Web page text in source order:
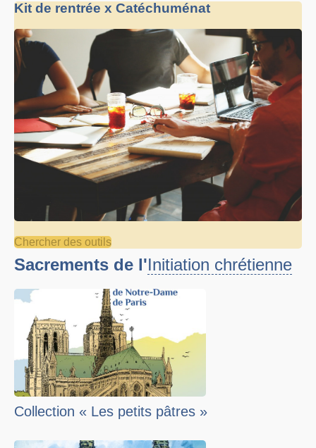
Kit de rentrée x Catéchuménat
Chercher des outils
Sacrements de l'Initiation chrétienne
Collection « Les petits pâtres »